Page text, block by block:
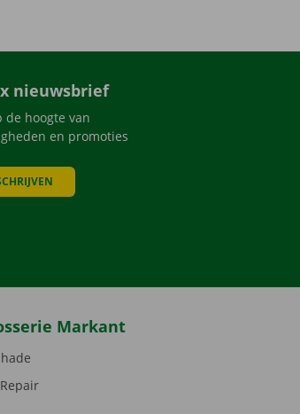
nieuwsbrief
de hoogte van
en promoties
Markant